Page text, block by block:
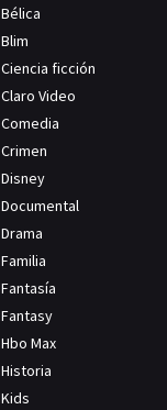
Bélica
Blim
Ciencia ficción
Claro Video
Comedia
Crimen
Disney
Documental
Drama
Familia
Fantasía
Fantasy
Hbo Max
Historia
Kids